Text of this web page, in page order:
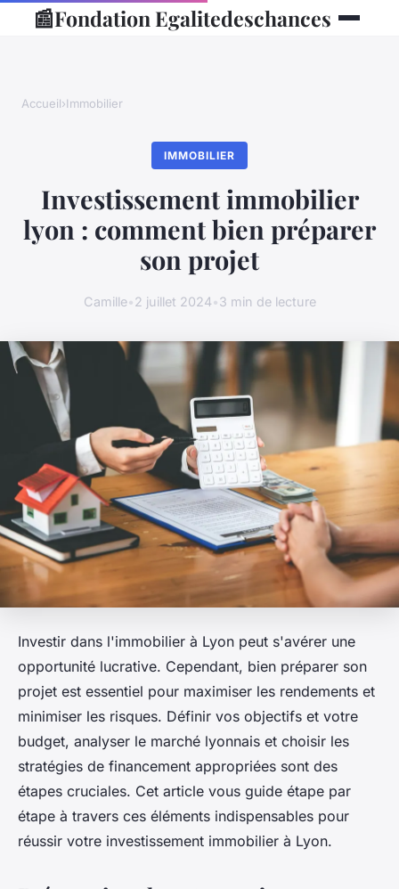
📰Fondation Egalitedeschances
Accueil›Immobilier
IMMOBILIER
Investissement immobilier
lyon : comment bien préparer
son projet
Camille•2 juillet 2024•3 min de lecture
Investir dans l'immobilier à Lyon peut s'avérer une
opportunité lucrative. Cependant, bien préparer son
projet est essentiel pour maximiser les rendements et
minimiser les risques. Définir vos objectifs et votre
budget, analyser le marché lyonnais et choisir les
stratégies de financement appropriées sont des
étapes cruciales. Cet article vous guide étape par
étape à travers ces éléments indispensables pour
réussir votre investissement immobilier à Lyon.